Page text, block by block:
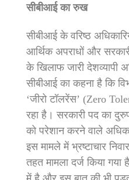
सीबीआई का रुख
सीबीआई के वरिष्ठ
आर्थिक अपराधों और सरकारी
के खिलाफ जारी देशव्यापी
सीबीआई का कहना है कि
‘जीरो टॉलरेंस’ (Zero
रहा है। सरकारी पद का
को परेशान करने वाले
इस मामले में भ्रष्टाचार
तहत मामला दर्ज किया गया